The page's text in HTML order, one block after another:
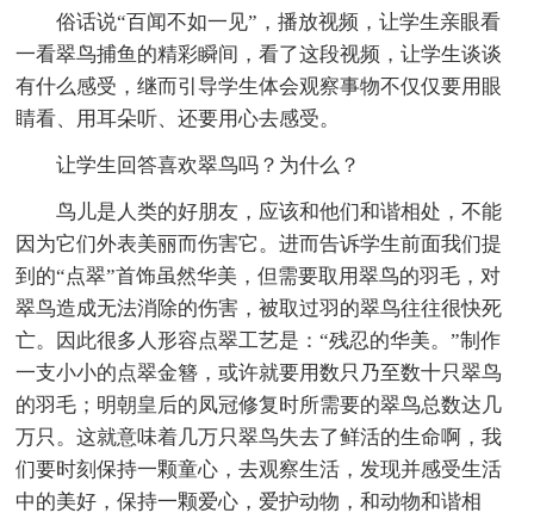
俗话说“百闻不如一见”，播放视频，让学生亲眼看
一看翠鸟捕鱼的精彩瞬间，看了这段视频，让学生谈谈
有什么感受，继而引导学生体会观察事物不仅仅要用眼
睛看、用耳朵听、还要用心去感受。
让学生回答喜欢翠鸟吗？为什么？
鸟儿是人类的好朋友，应该和他们和谐相处，不能
因为它们外表美丽而伤害它。进而告诉学生前面我们提
到的“点翠”首饰虽然华美，但需要取用翠鸟的羽毛，对
翠鸟造成无法消除的伤害，被取过羽的翠鸟往往很快死
亡。因此很多人形容点翠工艺是：“残忍的华美。”制作
一支小小的点翠金簪，或许就要用数只乃至数十只翠鸟
的羽毛；明朝皇后的凤冠修复时所需要的翠鸟总数达几
万只。这就意味着几万只翠鸟失去了鲜活的生命啊，我
们要时刻保持一颗童心，去观察生活，发现并感受生活
中的美好，保持一颗爱心，爱护动物，和动物和谐相